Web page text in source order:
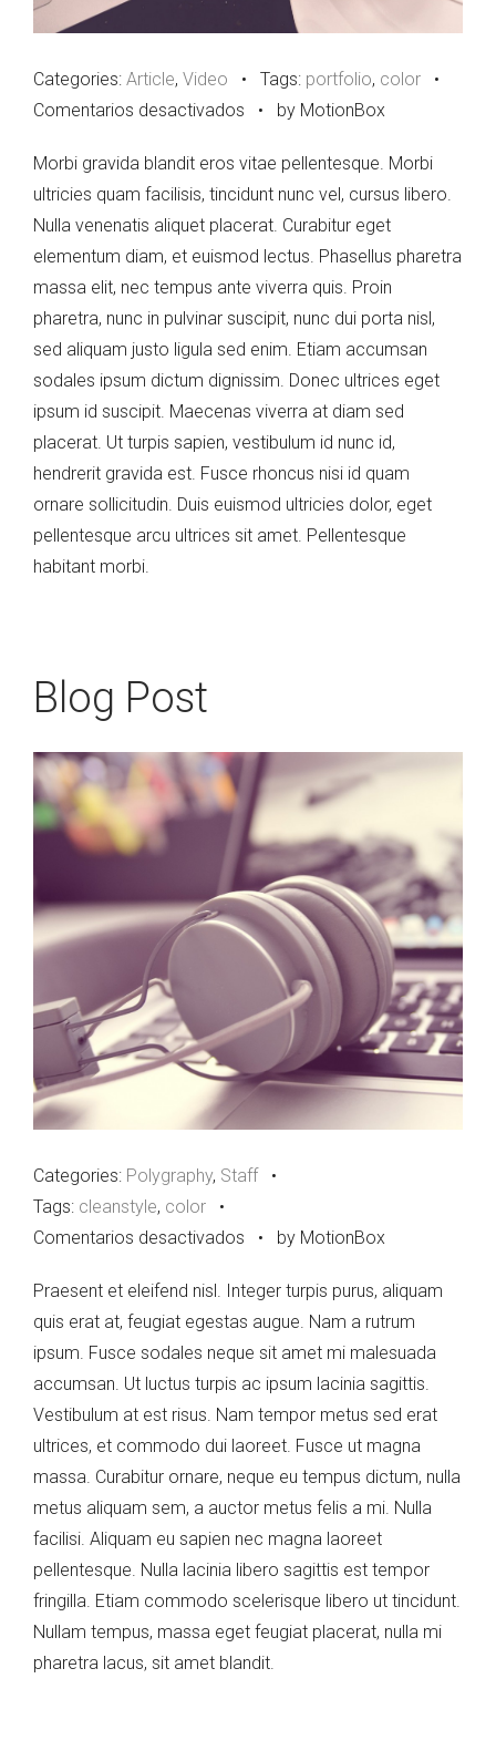
Categories: Article, Video • Tags: portfolio, color •
Comentarios desactivados en
Post
• by MotionBox
Morbi gravida blandit eros vitae pellentesque. Morbi
ultricies quam facilisis, tincidunt nunc vel, cursus libero.
Nulla venenatis aliquet placerat. Curabitur eget
elementum diam, et euismod lectus. Phasellus pharetra
massa elit, nec tempus ante viverra quis. Proin
pharetra, nunc in pulvinar suscipit, nunc dui porta nisl,
sed aliquam justo ligula sed enim. Etiam accumsan
sodales ipsum dictum dignissim. Donec ultrices eget
ipsum id suscipit. Maecenas viverra at diam sed
placerat. Ut turpis sapien, vestibulum id nunc id,
hendrerit gravida est. Fusce rhoncus nisi id quam
ornare sollicitudin. Duis euismod ultricies dolor, eget
pellentesque arcu ultrices sit amet. Pellentesque
habitant morbi.
Blog Post
Categories: Polygraphy, Staff •
Tags: cleanstyle, color •
Comentarios desactivados en
Post
• by MotionBox
Praesent et eleifend nisl. Integer turpis purus, aliquam
quis erat at, feugiat egestas augue. Nam a rutrum
ipsum. Fusce sodales neque sit amet mi malesuada
accumsan. Ut luctus turpis ac ipsum lacinia sagittis.
Vestibulum at est risus. Nam tempor metus sed erat
ultrices, et commodo dui laoreet. Fusce ut magna
massa. Curabitur ornare, neque eu tempus dictum, nulla
metus aliquam sem, a auctor metus felis a mi. Nulla
facilisi. Aliquam eu sapien nec magna laoreet
pellentesque. Nulla lacinia libero sagittis est tempor
fringilla. Etiam commodo scelerisque libero ut tincidunt.
Nullam tempus, massa eget feugiat placerat, nulla mi
pharetra lacus, sit amet blandit.